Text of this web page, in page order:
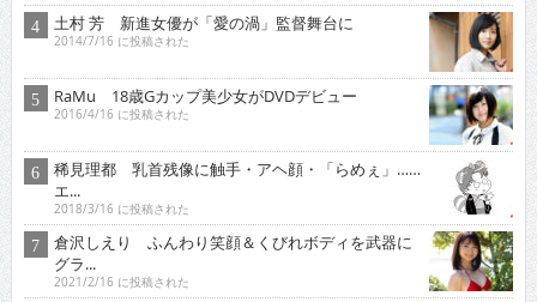
土村 芳 新進女優が「愛の渦」監督舞台に
2014/7/16 に投稿された
RaMu 18歳Gカップ美少女がDVDデビュー
2016/4/16 に投稿された
稀見理都 乳首残像に触手・アヘ顔・「らめぇ」……
エ...
2018/3/16 に投稿された
倉沢しえり ふんわり笑顔＆くびれボディを武器に
グラ...
2021/2/16 に投稿された